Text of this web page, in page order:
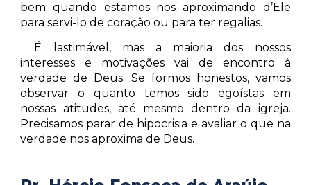
bem quando estamos nos aproximando d’Ele
para servi-lo de coração ou para ter regalias.
É lastimável, mas a maioria dos nossos
interesses e motivações vai de encontro à
verdade de Deus. Se formos honestos, vamos
observar o quanto temos sido egoístas em
nossas atitudes, até mesmo dentro da igreja.
Precisamos parar de hipocrisia e avaliar o que na
verdade nos aproxima de Deus.